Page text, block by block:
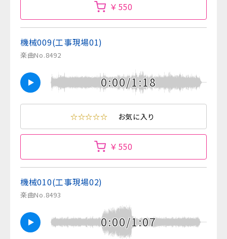
￥550
機械009(工事現場01)
楽曲No.8492
0:00/1:18
☆☆☆☆☆ お気に入り
￥550
機械010(工事現場02)
楽曲No.8493
0:00/1:07